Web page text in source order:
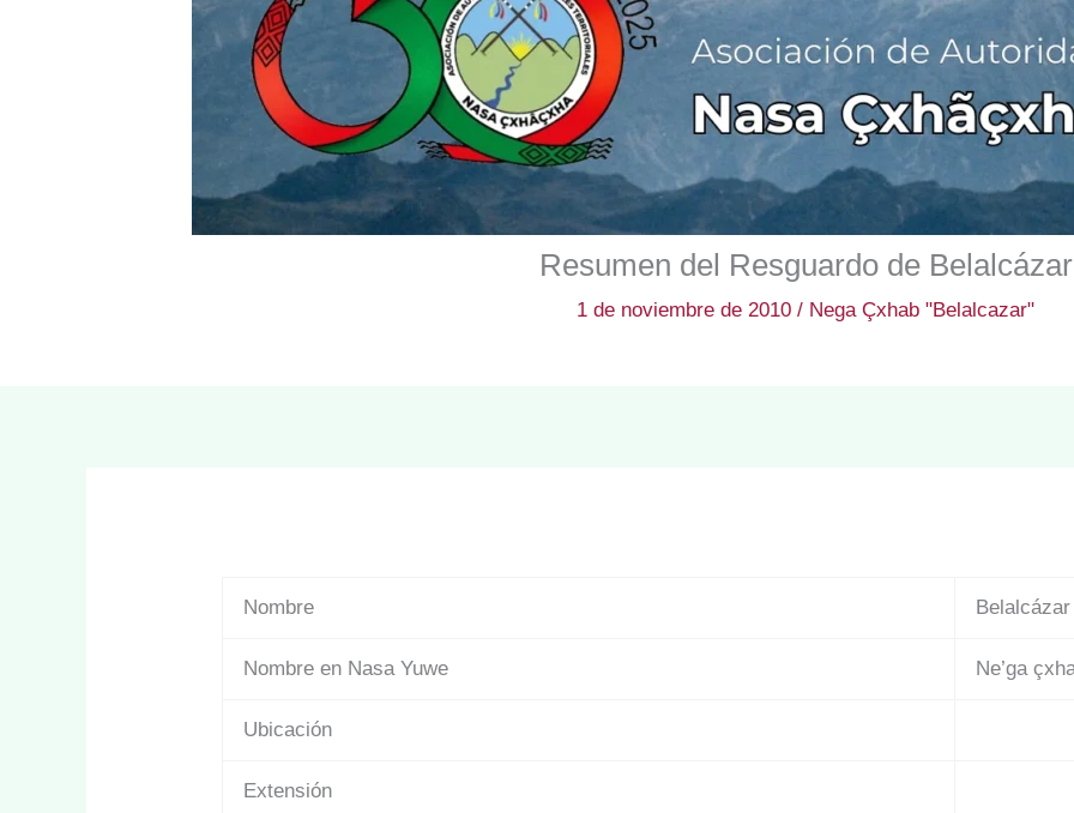
Resumen del Resguardo de Belalcázar
1 de noviembre de 2010 / Nega Çxhab "Belalcazar"
Nombre Belalcázar
Nombre en Nasa Yuwe Ne’ga
Ubicación
Extensión